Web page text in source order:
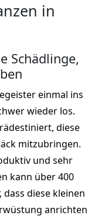
in
Schädlinge,
einmal ins
wieder los.
diese
mitzubringen.
und sehr
kann über 400
dass diese kleinen
anrichten